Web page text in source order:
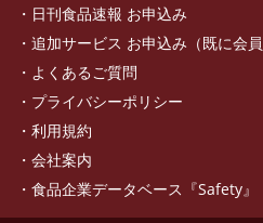
日刊食品速報 お申込み
追加サービス お申込み（既に会員
よくあるご質問
プライバシーポリシー
利用規約
会社案内
食品企業データベース『Safety』